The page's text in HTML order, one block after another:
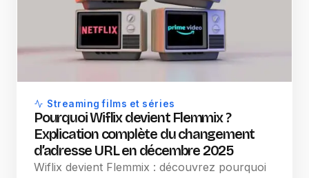
Streaming films et séries
Pourquoi Wiflix devient Flemmix ?
Explication complète du changement
d’adresse URL en décembre 2025
Wiflix devient Flemmix : découvrez pourquoi